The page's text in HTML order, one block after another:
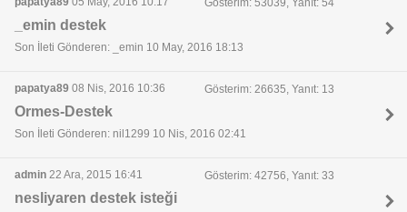
Gösterim: 53039, Yanıt: 54
_emin destek
Son İleti Gönderen: _emin 10 May, 2016 18:13
papatya89 08 Nis, 2016 10:36 Gösterim: 26635, Yanıt: 13
Ormes-Destek
Son İleti Gönderen: nil1299 10 Nis, 2016 02:41
admin 22 Ara, 2015 16:41 Gösterim: 42756, Yanıt: 33
nesliyaren destek isteği